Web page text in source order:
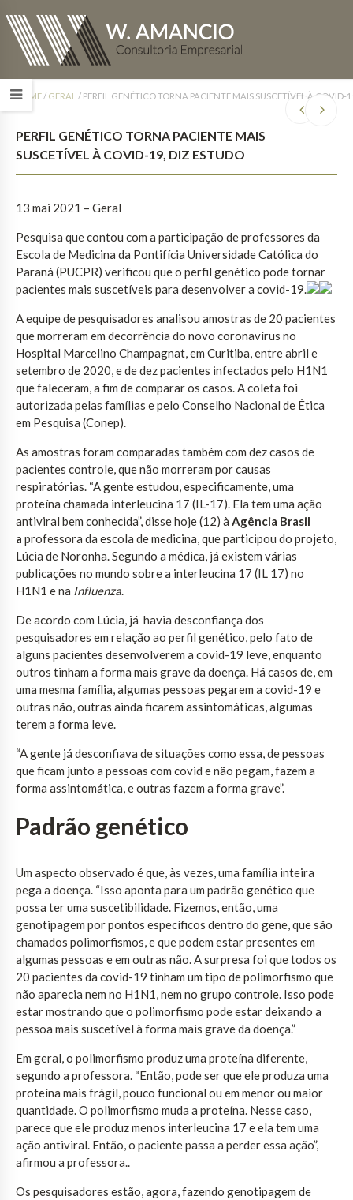
HOME/ GERAL / PERFIL GENÉTICO TORNA PACIENTE MAIS SUSCETÍVEL À COVID-
PERFIL GENÉTICO TORNA PACIENTE MAIS
SUSCETÍVEL À COVID-19, DIZ ESTUDO
13 mai 2021 – Geral
Pesquisa que contou com a participação de professores da
Escola de Medicina da Pontifícia Universidade Católica do
Paraná (PUCPR) verificou que o perfil genético pode tornar
pacientes mais suscetíveis para desenvolver a covid-19.
A equipe de pesquisadores analisou amostras de 20 pacientes
que morreram em decorrência do novo coronavírus no
Hospital Marcelino Champagnat, em Curitiba, entre abril e
setembro de 2020, e de dez pacientes infectados pelo H1N1
que faleceram, a fim de comparar os casos. A coleta foi
autorizada pelas famílias e pelo Conselho Nacional de Ética
em Pesquisa (Conep).
As amostras foram comparadas também com dez casos de
pacientes controle, que não morreram por causas
respiratórias. “A gente estudou, especificamente, uma
proteína chamada interleucina 17 (IL-17). Ela tem uma ação
antiviral bem conhecida”, disse hoje (12) à Agência Brasil
a professora da escola de medicina, que participou do projeto,
Lúcia de Noronha. Segundo a médica, já existem várias
publicações no mundo sobre a interleucina 17 (IL 17) no
H1N1 e na Influenza.
De acordo com Lúcia, já havia desconfiança dos
pesquisadores em relação ao perfil genético, pelo fato de
alguns pacientes desenvolverem a covid-19 leve, enquanto
outros tinham a forma mais grave da doença. Há casos de, em
uma mesma família, algumas pessoas pegarem a covid-19 e
outras não, outras ainda ficarem assintomáticas, algumas
terem a forma leve.
“A gente já desconfiava de situações como essa, de pessoas
que ficam junto a pessoas com covid e não pegam, fazem a
forma assintomática, e outras fazem a forma grave”.
Padrão genético
Um aspecto observado é que, às vezes, uma família inteira
pega a doença. “Isso aponta para um padrão genético que
possa ter uma suscetibilidade. Fizemos, então, uma
genotipagem por pontos específicos dentro do gene, que são
chamados polimorfismos, e que podem estar presentes em
algumas pessoas e em outras não. A surpresa foi que todos os
20 pacientes da covid-19 tinham um tipo de polimorfismo que
não aparecia nem no H1N1, nem no grupo controle. Isso pode
estar mostrando que o polimorfismo pode estar deixando a
pessoa mais suscetível à forma mais grave da doença.”
Em geral, o polimorfismo produz uma proteína diferente,
segundo a professora. “Então, pode ser que ele produza uma
proteína mais frágil, pouco funcional ou em menor ou maior
quantidade. O polimorfismo muda a proteína. Nesse caso,
parece que ele produz menos interleucina 17 e ela tem uma
ação antiviral. Então, o paciente passa a perder essa ação”,
afirmou a professora..
Os pesquisadores estão, agora, fazendo genotipagem de